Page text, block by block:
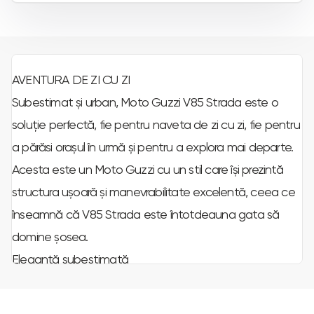
AVENTURA DE ZI CU ZI
Subestimat și urban, Moto Guzzi V85 Strada este o
soluție perfectă, fie pentru naveta de zi cu zi, fie pentru
a părăsi orașul în urmă și pentru a explora mai departe.
Acesta este un Moto Guzzi cu un stil care își prezintă
structura ușoară și manevrabilitate excelentă, ceea ce
înseamnă că V85 Strada este întotdeauna gata să
domine șosea.
Eleganță subestimată